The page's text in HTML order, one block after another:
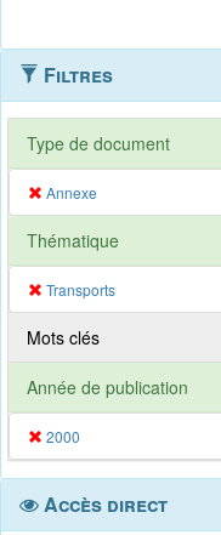
Filtres
Type de document
Annexe
Thématique
Transports
Mots clés
Année de publication
2000
Accès direct